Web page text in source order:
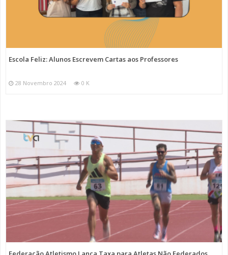
Escola Feliz: Alunos Escrevem Cartas aos Professores
28 Novembro 2024 0 K